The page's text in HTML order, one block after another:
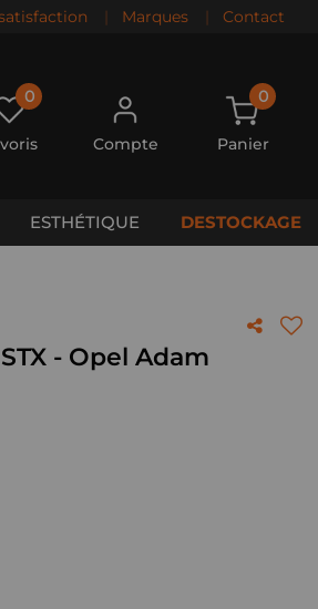
| Marques | Contact
0
Compte
0
Panier
ESTHÉTIQUE DESTOCKAGE
- Opel Adam